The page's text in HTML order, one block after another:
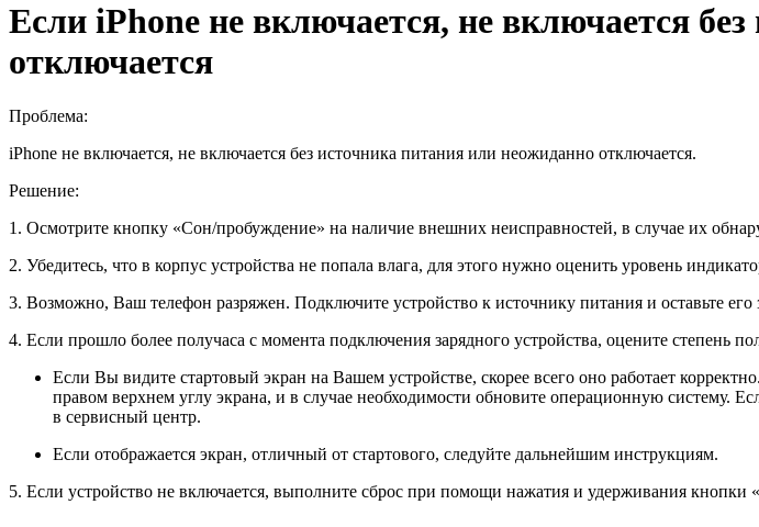
Если iPhone не включается, не включается
отключается
Проблема:
iPhone не включается, не включается без источника питания или неожиданно отключается.
Решение:
1. Осмотрите кнопку «Сон/пробуждение» на наличие внешних неисправностей, в случае их
2. Убедитесь, что в корпус устройства не попала влага, для этого нужно оценить уровень
3. Возможно, Ваш телефон разряжен. Подключите устройство к источнику питания и оставьте его
4. Если прошло более получаса с момента подключения зарядного устройства, оцените степень
Если Вы видите стартовый экран на Вашем устройстве, скорее всего оно работает
правом верхнем углу экрана, и в случае необходимости обновите операционную систему.
в сервисный центр.
Если отображается экран, отличный от стартового, следуйте дальнейшим инструкциям.
5. Если устройство не включается, выполните сброс при помощи нажатия и удерживания